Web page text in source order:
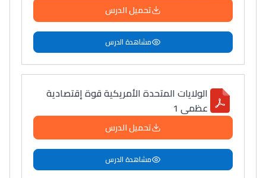
تحميل الدرس
مشاهدة الدرس
الولايات المتحدة الأمريكية قوة إقتصادية
عظمى 1
تحميل الدرس
مشاهدة الدرس